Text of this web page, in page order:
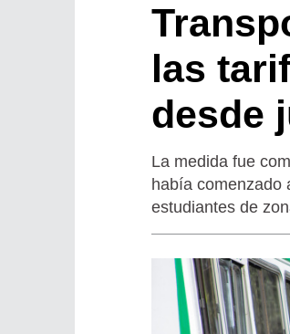
las
desde
La medida fue
había comenzado
estudiantes de